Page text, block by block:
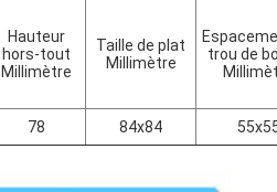
Hauteur
hors-tout
Millimètre
Taille de plat
Millimètre
trou de
78 84x84